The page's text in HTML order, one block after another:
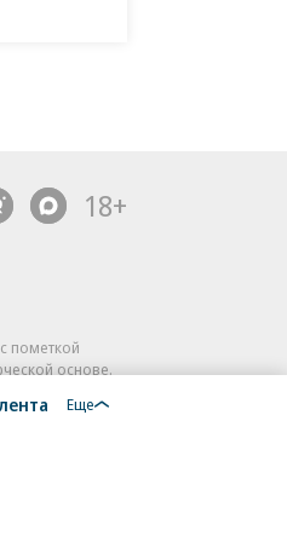
Еще
18+
пометкой
основе.